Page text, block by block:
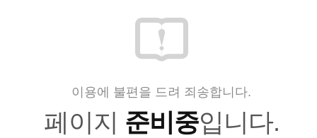
이용에 불편을 드려 죄송합니다.
페이지 준비중입니다.